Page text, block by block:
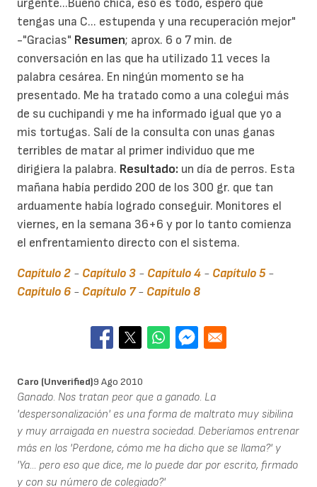
tengas una C... estupenda y una recuperación mejor"
-"Gracias" Resumen; aprox. 6 o 7 min. de
conversación en las que ha utilizado 11 veces la
palabra cesárea. En ningún momento se ha
presentado. Me ha tratado como a una colegui más
de su cuchipandi y me ha informado igual que yo a
mis tortugas. Salí de la consulta con unas ganas
terribles de matar al primer individuo que me
dirigiera la palabra. Resultado: un día de perros. Esta
mañana había perdido 200 de los 300 gr. que tan
arduamente había logrado conseguir. Monitores el
viernes, en la semana 36+6 y por lo tanto comienza
el enfrentamiento directo con el sistema.
Capítulo 2 - Capítulo 3 - Capítulo 4 - Capítulo 5 -
Capítulo 6 - Capítulo 7- Capítulo 8
Caro (unverified)9 Ago 2010
Ganado. Nos tratan peor que a ganado. La
'despersonalización' es una forma de maltrato muy sibilina
y muy arraigada en nuestra sociedad. Deberíamos entrenar
más en los 'Perdone, cómo me ha dicho que se llama?' y
'Ya... pero eso que dice, me lo puede dar por escrito, firmado
y con su número de colegiado?'